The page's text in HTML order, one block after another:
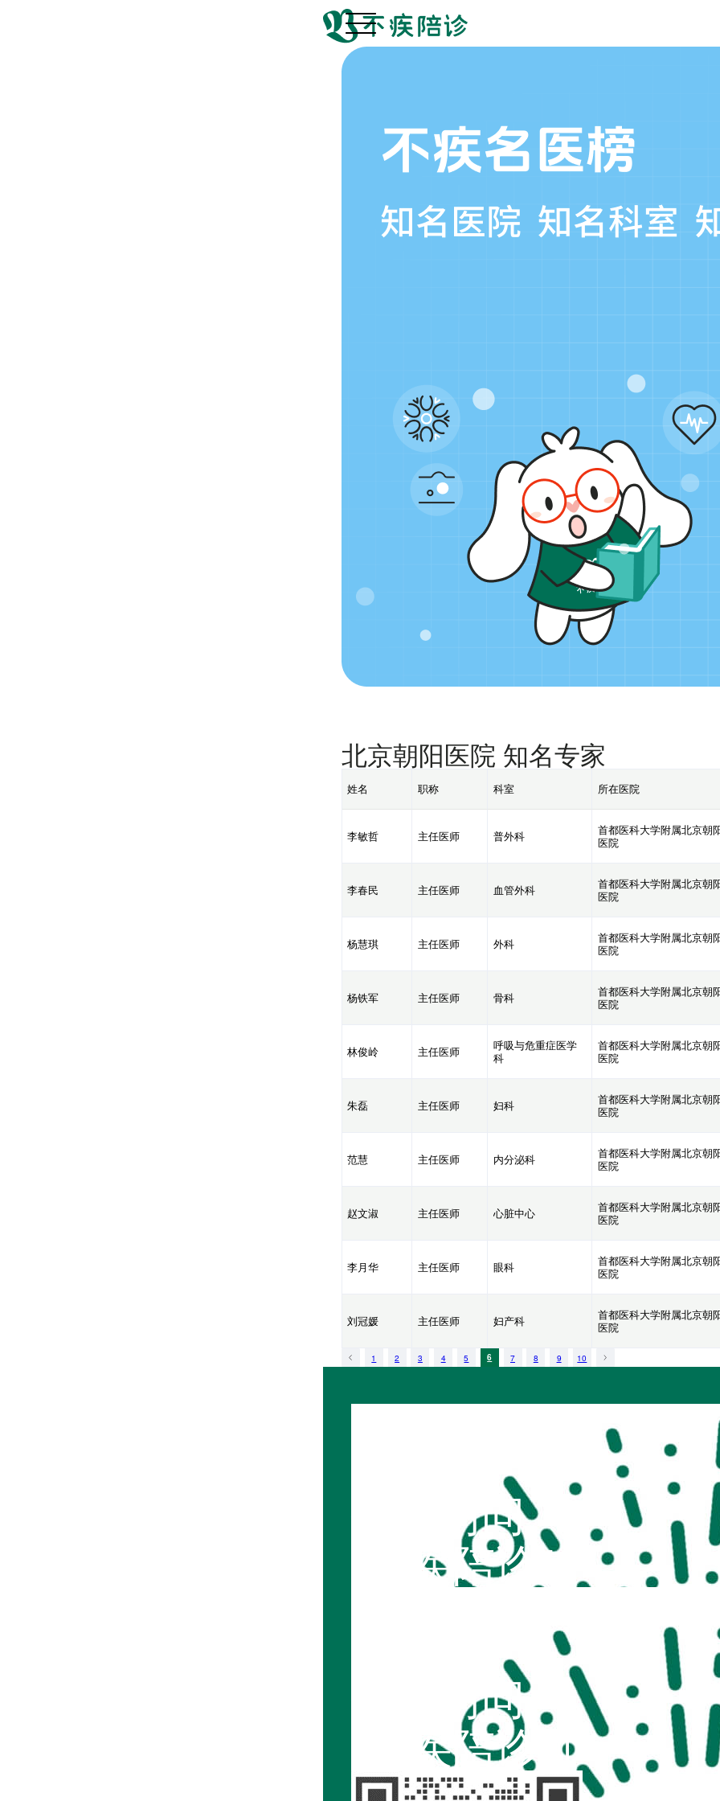
北京朝阳医院 知名专家
姓名 职称 科室 所在医院
李敏哲 主任医师 普外科
首都医科大学附属北京朝
医院
李春民 主任医师 血管外科
首都医科大学附属北京朝
医院
杨慧琪 主任医师 外科
首都医科大学附属北京朝
医院
杨铁军 主任医师 骨科
首都医科大学附属北京朝
医院
林俊岭 主任医师
呼吸与危重症医学
科
首都医科大学附属北京朝
医院
朱磊 主任医师 妇科
首都医科大学附属北京朝
医院
范慧 主任医师 内分泌科
首都医科大学附属北京朝
医院
赵文淑 主任医师 心脏中心
首都医科大学附属北京朝
医院
李月华 主任医师 眼科
首都医科大学附属北京朝
医院
刘冠媛 主任医师 妇产科
首都医科大学附属北京朝
医院
1 2 3 4 5 6 7 8 9 10
扫码访问
“不疾陪诊”
扫码访问
“不疾陪诊师”